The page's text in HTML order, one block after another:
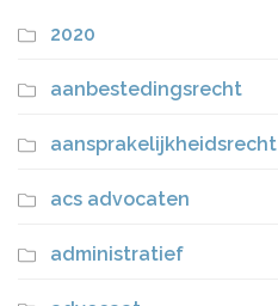
2020
aanbestedingsrecht
aansprakelijkheidsrecht
acs advocaten
administratief